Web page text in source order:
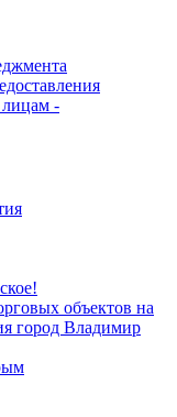
-
объектов на
город Владимир